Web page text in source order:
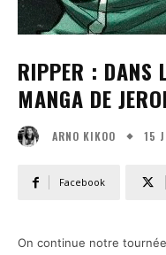
RIPPER : DANS
MANGA DE
ARNO KIKOO 15
Facebook
On continue notre